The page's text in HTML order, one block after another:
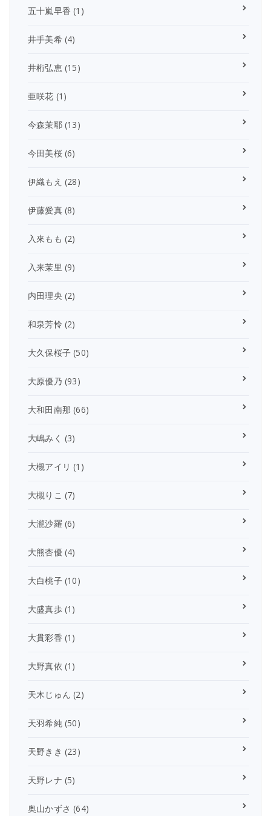
五十嵐早香 (1)
井手美希(4)
井桁弘恵(15)
亜咲花 (1)
今森茉耶(13)
今田美桜(6)
伊織もえ (28)
伊藤愛真(8)
入來もも (2)
入来茉里 (9)
内田理央 (2)
和泉芳怜 (2)
大久保桜子 (50)
大原優乃 (93)
大和田南那 (66)
大嶋みく (3)
大槻アイリ (1)
大槻りこ (7)
大瀧沙羅 (6)
大熊杏優(4)
大白桃子(10)
大盛真歩(1)
大貫彩香 (1)
大野真依 (1)
天木じゅん (2)
天羽希純(50)
天野きき (23)
天野レナ (5)
奥山かずさ (64)